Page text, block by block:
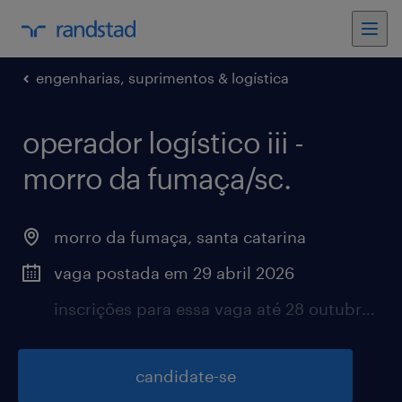
engenharias, suprimentos & logística
operador logístico iii -
morro da fumaça/sc.
morro da fumaça, santa catarina
vaga postada em 29 abril 2026
inscrições para essa vaga até 28 outubro 2026
candidate-se